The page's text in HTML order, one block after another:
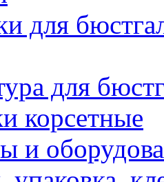
для
для
корсетные
и